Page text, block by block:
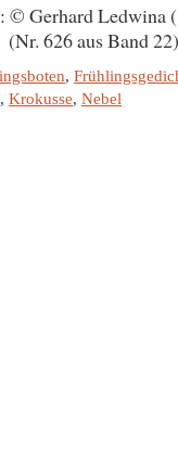
© Gerhard Ledwina
(Nr. 626 aus Band 22)
,
, Krokusse, Nebel